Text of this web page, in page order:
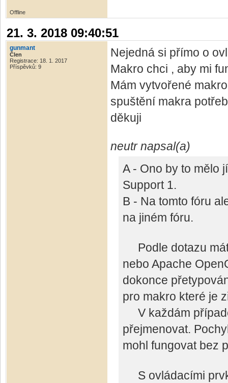
Offline
21. 3. 2018 09:40:51
gunmant
Člen
Registrace: 18. 1. 2017
Příspěvků: 9
Nejedná si přímo o
Makro chci , aby mi
Mám vytvořené
spuštění makra
děkuji
neutr napsal(a)
A - Ono by to mělo
Support 1.
B - Na tomto fóru
na jiném fóru.
Podle dotazu
nebo Apache
dokonce
pro makro které je
V každám
přejmenovat.
mohl fungovat bez
S ovládacími